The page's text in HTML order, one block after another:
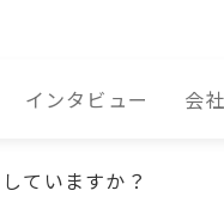
インタビュー 会
ていますか？